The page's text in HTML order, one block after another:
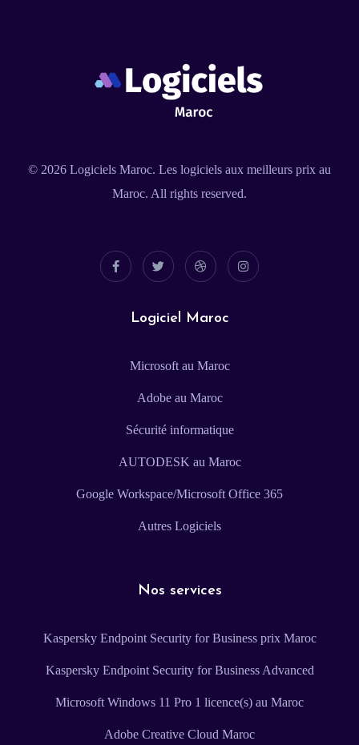
© 2026 Logiciels Maroc. Les logiciels aux meilleurs prix au
Maroc. All rights reserved.
Logiciel Maroc
Microsoft au Maroc
Adobe au Maroc
Sécurité informatique
AUTODESK au Maroc
Google Workspace/Microsoft Office 365
Autres Logiciels
Nos services
Kaspersky Endpoint Security for Business prix Maroc
Kaspersky Endpoint Security for Business Advanced
Microsoft Windows 11 Pro 1 licence(s) au Maroc
Adobe Creative Cloud Maroc